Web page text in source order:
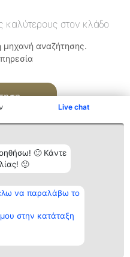
Live chat
🙂 Κάντε
🙂
να παραλάβω το
στην κατάταξη
καλύτερους στον κλάδο
μηχανή αναζήτησης.
Επικοινωνία
Επικοινωνία